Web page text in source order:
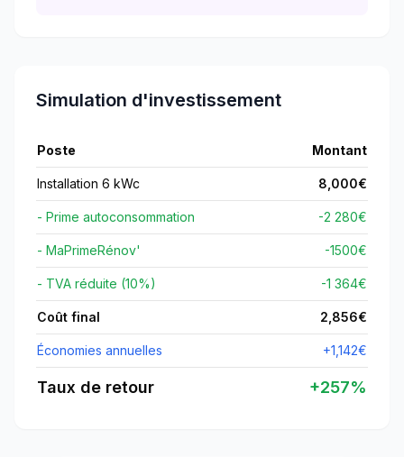
Simulation d'investissement
Poste Montant
Installation 6 kWc 8,000€
- Prime autoconsommation -2 280€
- MaPrimeRénov' -1500€
- TVA réduite (10%) -1 364€
Coût final 2,856€
Économies annuelles +1,142€
Taux de retour +257%